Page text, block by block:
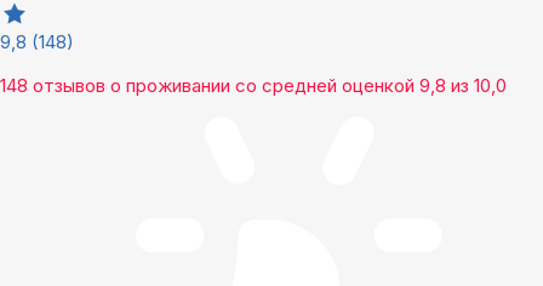
9,8 (148)
148 отзывов о проживании со средней оценкой 9,8 из 10,0